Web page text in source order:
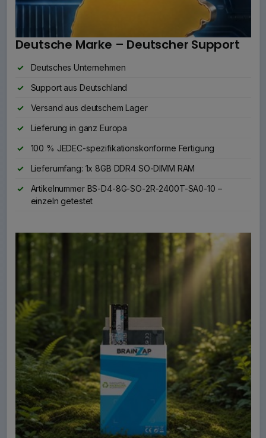
Deutsche Marke – Deutscher Support
Deutsches Unternehmen
Support aus Deutschland
Versand aus deutschem Lager
Lieferung in ganz Europa
100 % JEDEC-spezifikationskonforme Fertigung
Lieferumfang: 1x 8GB DDR4 SO-DIMM RAM
Artikelnummer BS-D4-8G-SO-2R-2400T-SA0-10 –
einzeln getestet